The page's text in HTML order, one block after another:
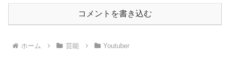
コメントを書き込む
ホーム 芸能 Youtuber